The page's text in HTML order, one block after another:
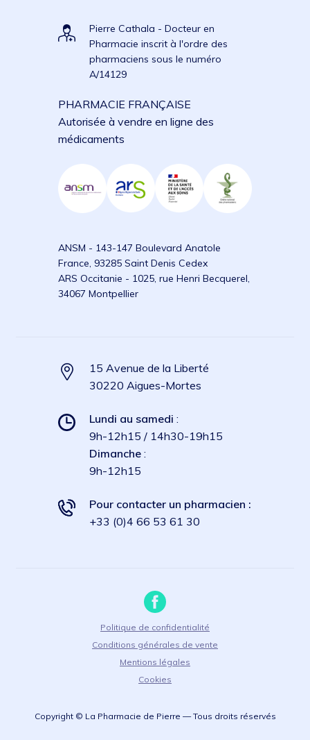
Pierre Cathala - Docteur en
Pharmacie inscrit à l'ordre des
pharmaciens sous le numéro
A/14129
PHARMACIE FRANÇAISE
Autorisée à vendre en ligne des
médicaments
ANSM - 143-147 Boulevard Anatole
France, 93285 Saint Denis Cedex
ARS Occitanie - 1025, rue Henri Becquerel,
34067 Montpellier
15 Avenue de la Liberté
30220 Aigues-Mortes
Lundi au samedi :
9h-12h15 / 14h30-19h15
Dimanche :
9h-12h15
Pour contacter un pharmacien :
+33 (0)4 66 53 61 30
Politique de confidentialité
Conditions générales de vente
Mentions légales
Cookies
Copyright © La Pharmacie de Pierre — Tous droits réservés